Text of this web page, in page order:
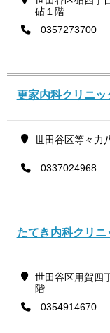
砧１階
0357273700
更家内科クリニッ
世田谷区等々力
0337024968
たてき内科クリニ
世田谷区用賀四
階
0354914670